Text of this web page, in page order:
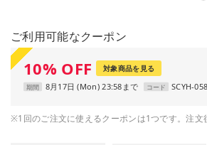
ご利用可能なクーポン
10% OFF 対象商品を見る
期間 8月17日 (Mon) 23:58まで コード SCYH-
※1回のご注文に使えるクーポンは1つです。注文